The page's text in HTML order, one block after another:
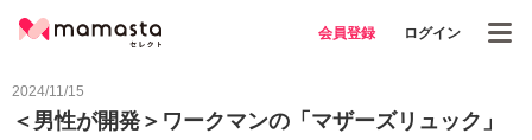
会員登録 ログイン
2024/11/15
＜男性が開発＞ワークマンの「マザーズリュック」